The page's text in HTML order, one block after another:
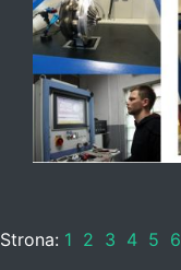
Strona: 1 2 3 4 5 6